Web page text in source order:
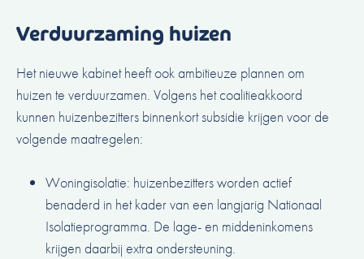
Verduurzaming huizen
Het nieuwe kabinet heeft ook ambitieuze plannen om
huizen te verduurzamen. Volgens het coalitieakkoord
kunnen huizenbezitters binnenkort subsidie krijgen voor de
volgende maatregelen:
Woningisolatie: huizenbezitters worden actief
benaderd in het kader van een langjarig Nationaal
Isolatieprogramma. De lage- en middeninkomens
krijgen daarbij extra ondersteuning.